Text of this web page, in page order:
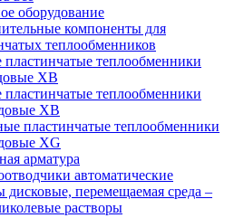
оборудование
компоненты для
теплообменников
теплообменники
XB
теплообменники
ХВ
пластинчатые теплообменники
ХG
арматура
автоматические
дисковые, перемещаемая среда –
растворы